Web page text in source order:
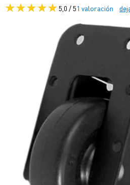
5,0 / 51 valoración